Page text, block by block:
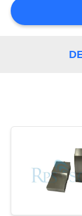
MAPPA
SULLA